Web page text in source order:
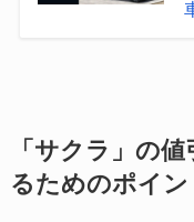
「サクラ」の
るためのポイン